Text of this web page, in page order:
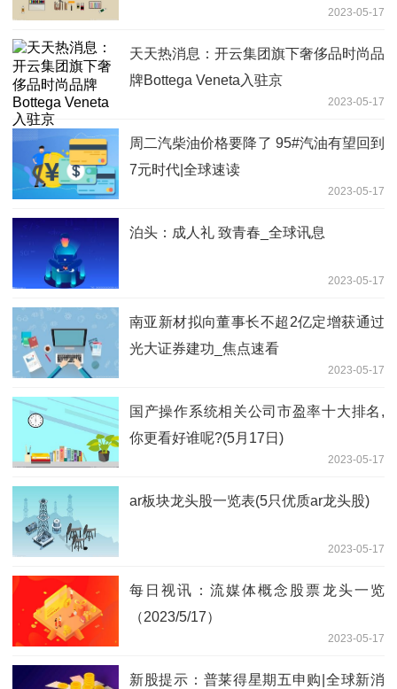
2023-05-17
天天热消息：开云集团旗下奢侈品时尚品
牌Bottega Veneta入驻京
2023-05-17
周二汽柴油价格要降了 95#汽油有望回到
7元时代|全球速读
2023-05-17
泊头：成人礼 致青春_全球讯息
2023-05-17
南亚新材拟向董事长不超2亿定增获通过
光大证券建功_焦点速看
2023-05-17
国产操作系统相关公司市盈率十大排名,
你更看好谁呢?(5月17日)
2023-05-17
ar板块龙头股一览表(5只优质ar龙头股)
2023-05-17
每日视讯：流媒体概念股票龙头一览
（2023/5/17）
2023-05-17
新股提示：普莱得星期五申购|全球新消